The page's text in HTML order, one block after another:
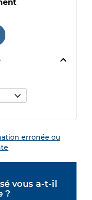
un motif pour accéder au
erronée ou
vous a-t-il
?